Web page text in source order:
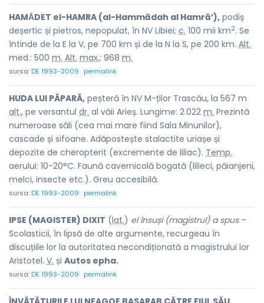
HAMᾹDET el-HAMRA (al-Hammādah al Hamrā’), podiș
deșertic și pietros, nepopulat, în NV Libiei; c. 100 mii km2. Se
întinde de la E la V, pe 700 km și de la N la S, pe 200 km. Alt.
med.: 500 m. Alt. max.: 968 m.
sursa:DE 1993-2009 permalink
HUDA LUI PĂPARĂ, peșteră în NV M-ților Trascău, la 567 m
alt., pe versantul dr. al văii Arieș. Lungime: 2.022 m. Prezintă
numeroase săli (cea mai mare fiind Sala Minunilor),
cascade și sifoane. Adăpostește stalactite uriașe și
depozite de cheropterit (excremente de liliac). Temp.
aerului: 10-20°C. Faună cavernicolă bogată (lilieci, păianjeni,
melci, insecte etc.). Greu accesibilă.
sursa:DE 1993-2009 permalink
IPSE (MAGISTER) DIXIT (lat.) el însuși (magistrul) a spus–
Scolasticii, în lipsă de alte argumente, recurgeau în
discuțiile lor la autoritatea necondiționată a magistrului lor
Aristotel. V. și Autos epha.
sursa:DE 1993-2009 permalink